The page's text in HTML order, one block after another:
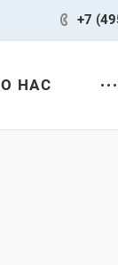
+7
О НАС